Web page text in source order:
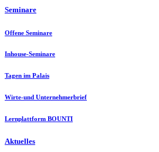
Seminare
Offene Seminare
Inhouse-Seminare
Tagen im Palais
Wirte-und Unternehmerbrief
Lernplattform BOUNTI
Aktuelles